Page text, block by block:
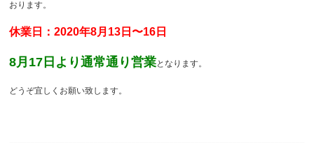
おります。
休業日：2020年8月13日〜16日
8月17日より通常通り営業となります。
どうぞ宜しくお願い致します。